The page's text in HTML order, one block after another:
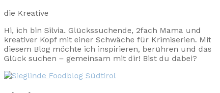
die Kreative
Hi, ich bin Silvia. Glückssuchende, 2fach Mama und
kreativer Kopf mit einer Schwäche für Krimiserien. Mit
diesem Blog möchte ich inspirieren, berühren und das
Glück suchen – gemeinsam mit dir! Bist du dabei?